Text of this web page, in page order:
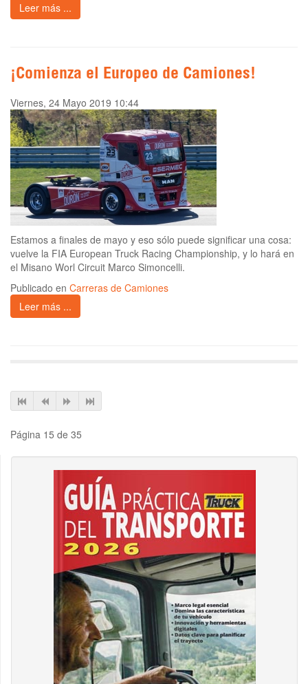
Leer más ...
¡Comienza el Europeo de Camiones!
Viernes, 24 Mayo 2019 10:44
Estamos a finales de mayo y eso sólo puede significar una cosa:
vuelve la FIA European Truck Racing Championship, y lo hará en
el Misano Worl Circuit Marco Simoncelli.
Publicado en Carreras de Camiones
Leer más ...
Página 15 de 35